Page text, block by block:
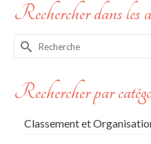
Rechercher dans les
Rechercher :
Rechercher par
Classement et